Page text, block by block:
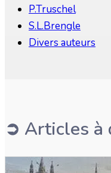
P.Truschel
S.L.Brengle
Divers auteurs
➲ Articles à